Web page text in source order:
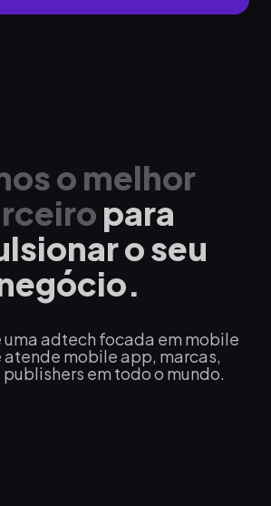
o melhor
para
o seu
uma adtech focada em mobile
mobile app, marcas,
em todo o mundo.